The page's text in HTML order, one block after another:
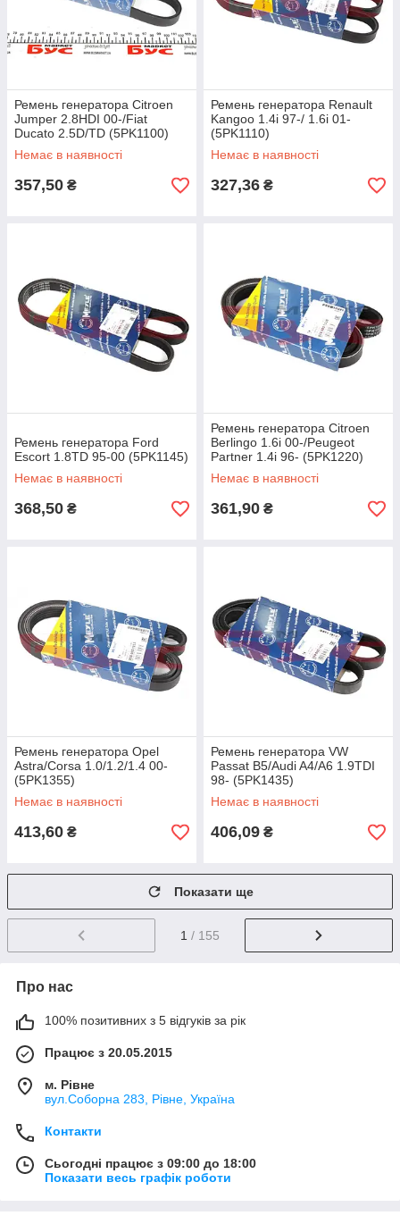
Ремень генератора Citroen
Jumper 2.8HDI 00-/Fiat
Ducato 2.5D/TD (5PK1100)
Немає в наявності
357,50 ₴
Ремень генератора Renault
Kangoo 1.4i 97-/ 1.6i 01-
(5PK1110)
Немає в наявності
327,36 ₴
Ремень генератора Ford
Escort 1.8TD 95-00 (5PK1145)
Немає в наявності
368,50 ₴
Ремень генератора Citroen
Berlingo 1.6i 00-/Peugeot
Partner 1.4i 96- (5PK1220)
Немає в наявності
361,90 ₴
Ремень генератора Opel
Astra/Corsa 1.0/1.2/1.4 00-
(5PK1355)
Немає в наявності
413,60 ₴
Ремень генератора VW
Passat B5/Audi A4/A6 1.9TDI
98- (5PK1435)
Немає в наявності
406,09 ₴
Показати ще
1 / 155
Про нас
100% позитивних з 5 відгуків за рік
Працює з 20.05.2015
м. Рівне
вул.Соборна 283, Рівне, Україна
Контакти
Сьогодні працює з 09:00 до 18:00
Показати весь графік роботи